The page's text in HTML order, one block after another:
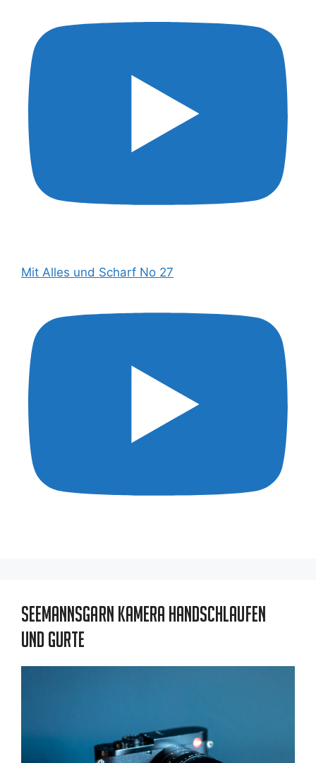
Mit Alles und Scharf No 27
Seemannsgarn Kamera Handschlaufen
und Gurte